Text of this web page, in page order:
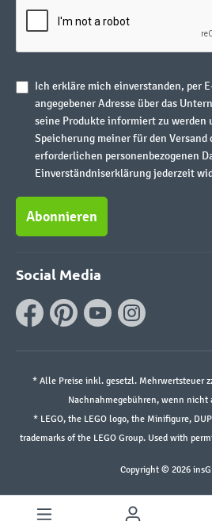
Ich erkläre mich einverstanden, per
angegebener Adresse über das
seine Produkte informiert zu werden
Speicherung meiner für den Versand
erforderlichen personenbezogenen
Einverständniserklärung jederzeit
Abonnieren
Social Media
* Alle Preise inkl. gesetzl. Mehrwertsteuer
Nachnahmegebühren, wenn nicht
* LEGO, the LEGO logo, the Minifigure,
trademarks of the LEGO Group. Used with
Copyright © 2026